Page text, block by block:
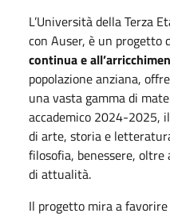
L’Università della Terza
con Auser, è un progetto
continua e
popolazione anziana,
una vasta gamma di
accademico 2024-2025,
di arte, storia e
filosofia, benessere,
di attualità.
Il progetto mira a